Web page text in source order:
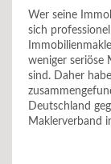
Wer seine
sich
weniger seriöse
sind. Daher
Deutschland
Maklerverband